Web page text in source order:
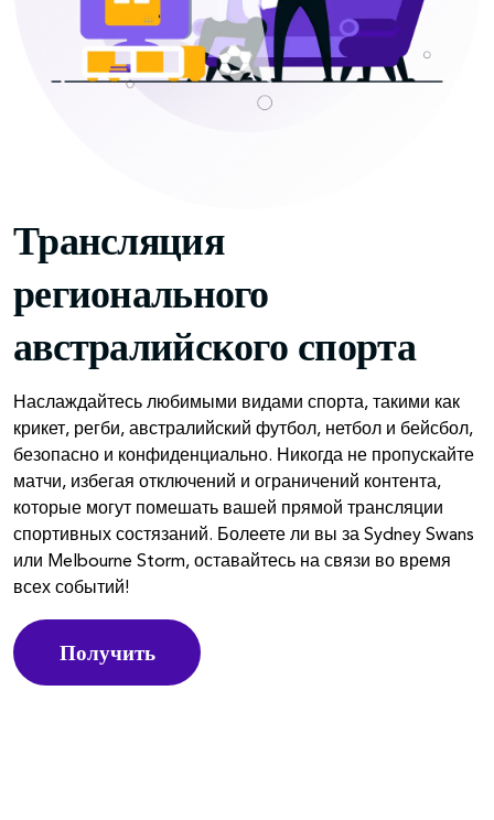
Трансляция
регионального
австралийского спорта
Наслаждайтесь любимыми видами спорта, такими как
крикет, регби, австралийский футбол, нетбол и бейсбол,
безопасно и конфиденциально. Никогда не пропускайте
матчи, избегая отключений и ограничений контента,
которые могут помешать вашей прямой трансляции
спортивных состязаний. Болеете ли вы за Sydney Swans
или Melbourne Storm, оставайтесь на связи во время
всех событий!
Получить